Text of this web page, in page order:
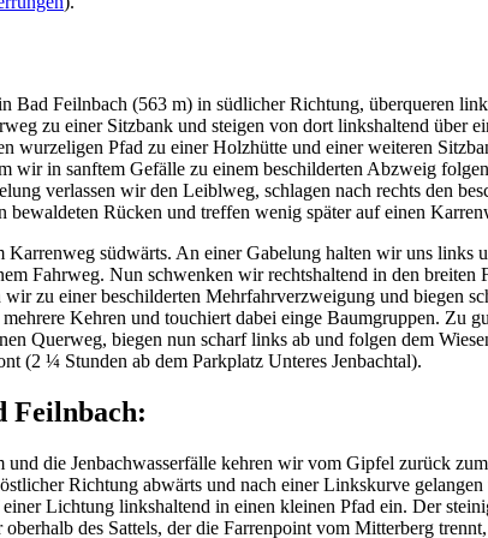
Bad Feilnbach (563 m) in südlicher Richtung, überqueren
zu einer Sitzbank und steigen von dort linkshaltend über
wurzeligen Pfad zu einer Holzhütte und einer weiteren
wir in sanftem Gefälle zu einem beschilderten Abzweig
verlassen wir den Leiblweg, schlagen nach rechts den
Rücken und treffen wenig später auf einen
südwärts. An einer Gabelung halten wir uns links
Fahrweg. Nun schwenken wir rechtshaltend in den breiten
zu einer beschilderten Mehrfahrverzweigung und biegen
Kehren und touchiert dabei einge Baumgruppen. Zu
Querweg, biegen nun scharf links ab und folgen dem
(2 ¼ Stunden ab dem Parkplatz Unteres Jenbachtal).
Feilnbach:
die Jenbachwasserfälle kehren wir vom Gipfel zurück
Richtung abwärts und nach einer Linkskurve
Lichtung linkshaltend in einen kleinen Pfad ein. Der
des Sattels, der die Farrenpoint vom Mitterberg